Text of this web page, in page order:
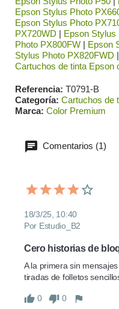
Epson Stylus Photo
Epson Stylus Photo
PX720WD | Epson Stylus
Photo PX800FW | Epson
Stylus Photo PX820FWD |
Cartuchos de tinta Epson
Referencia T0791-B
Categoría Cartuchos de
Marca Color Premium
Comentarios (1)
18/3/25, 10:40
Por Estudio_B2
Cero historias de
A la primera sin
tiradas de folletos
0 0